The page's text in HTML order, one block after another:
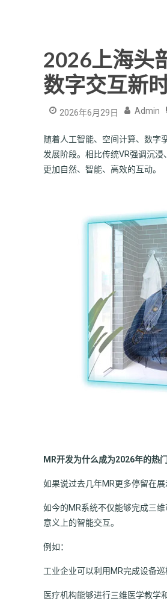
2026上海头
数字交互新
2026年6月29日 Admin
随着人工智能、空间计算、数字
发展阶段。相比传统VR强调沉
更加自然、智能、高效的互动。
MR开发为什么成为2026年的热门
如果说过去几年MR更多停留在
如今的MR系统不仅能够完成三
意义上的智能交互。
例如：
工业企业可以利用MR完成设备
医疗机构能够进行三维医学教学